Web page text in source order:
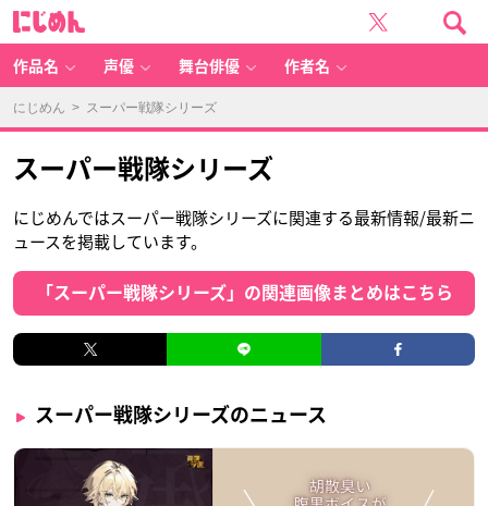
作品名 声優 舞台俳優 作者名
にじめん > スーパー戦隊シリーズ
スーパー戦隊シリーズ
にじめんではスーパー戦隊シリーズに関連する最新情報/最新ニ
ュースを掲載しています。
「スーパー戦隊シリーズ」の関連画像まとめはこちら
スーパー戦隊シリーズのニュース